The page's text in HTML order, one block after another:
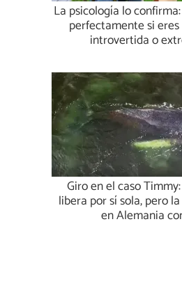
La psicología lo
perfectamente si
introvertida o
Giro en el caso
libera por sí sola, pero
en Alemania